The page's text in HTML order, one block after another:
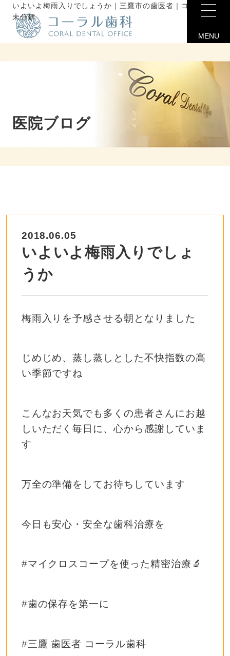
いよいよ梅雨入りでしょうか｜三鷹市の歯医者｜コーラル歯科
未分類
MENU
医院ブログ
2018.06.05
いよいよ梅雨入りでしょ
うか
梅雨入りを予感させる朝となりました
じめじめ、蒸し蒸しとした不快指数の高
い季節ですね
こんなお天気でも多くの患者さんにお越
しいただく毎日に、心から感謝していま
す
万全の準備をしてお待ちしています
今日も安心・安全な歯科治療を
#マイクロスコープを使った精密治療🔬
#歯の保存を第一に
#三鷹 歯医者 コーラル歯科